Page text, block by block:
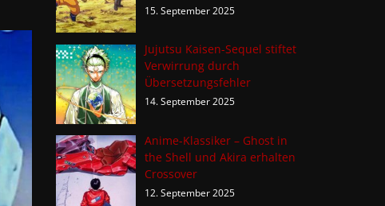
15. September 2025
Jujutsu Kaisen-Sequel stiftet
Verwirrung durch
Übersetzungsfehler
14. September 2025
Anime-Klassiker – Ghost in
the Shell und Akira erhalten
Crossover
12. September 2025